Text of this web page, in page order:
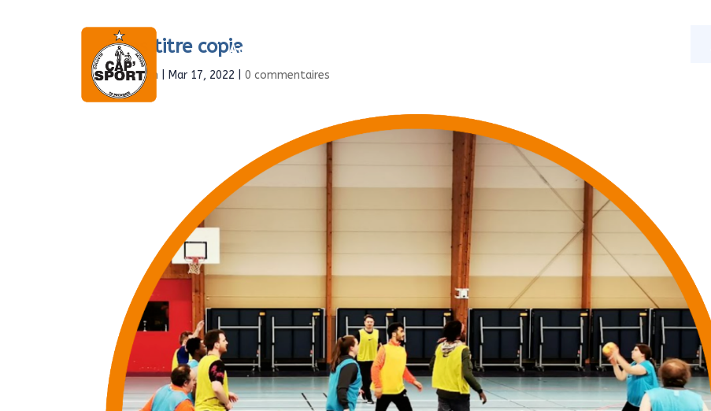
Accueil
Sans titre copie
parAdmin Mar 17, 2022 |0 commentaires